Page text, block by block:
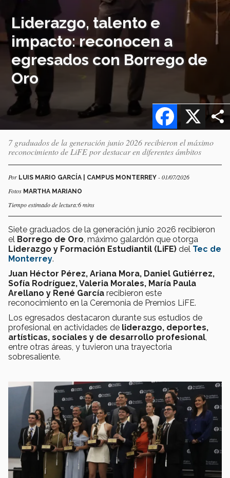
Liderazgo, talento e
impacto: reconocen a
egresados con Borrego de
Oro
X
Facebook
7 graduados de la generación junio 2026 recibieron el máximo
reconocimiento de LiFE por destacar en diferentes ámbitos
Por LUIS MARIO GARCÍA | CAMPUS MONTERREY - 01/07/2026
Fotos MARTHA MARIANO
Tiempo estimado de lectura:6 mins
Siete graduados de la generación junio 2026 recibieron
el Borrego de Oro , máximo galardón que otorga
Liderazgo y Formación Estudiantil (LiFE) del Tec de
Monterrey.
Juan Héctor Pérez, Ariana Mora, Daniel Gutiérrez,
Sofía Rodríguez, Valeria Morales, María Paula
Arellano y René García recibieron este
reconocimiento en la Ceremonia de Premios LiFE.
Los egresados destacaron durante sus estudios de
profesional en actividades de liderazgo, deportes,
artísticas, sociales y de desarrollo profesional
entre otras áreas, y tuvieron una trayectoria
sobresaliente.